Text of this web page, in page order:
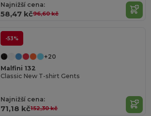
Najnižší cena:
58,47 kč96,60 kč
-53%
+20
Malfini 132
Classic New T-shirt Gents
Najnižší cena:
71,18 kč152,30 kč